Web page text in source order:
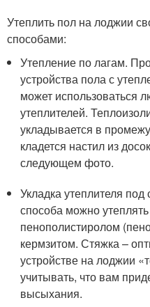
Утеплить пол на лоджии
способами:
Утепление по лагам.
устройства пола с
может использоваться
утеплителей.
укладывается в
кладется настил из
следующем фото.
Укладка утеплителя
способа можно
пенополистиролом
кермзитом. Стяжка –
устройстве на лоджии
учитывать, что вам
высыхания.